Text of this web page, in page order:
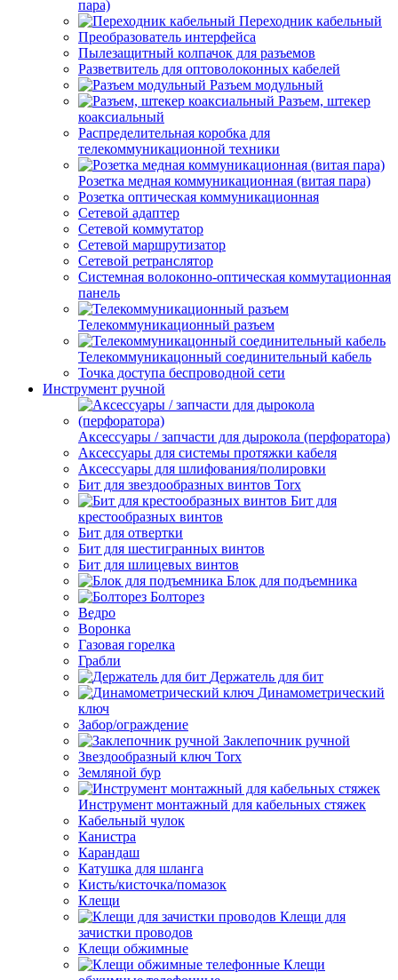
пара)
Переходник кабельный
Преобразователь интерфейса
Пылезащитный колпачок для разъемов
Разветвитель для оптоволоконных кабелей
Разъем модульный
Разъем, штекер
коаксиальный
Распределительная коробка для
телекоммуникационной техники
Розетка медная коммуникационная (витая пара)
Розетка оптическая коммуникационная
Сетевой адаптер
Сетевой коммутатор
Сетевой маршрутизатор
Сетевой ретранслятор
Системная волоконно-оптическая коммутационная
панель
Телекоммуникационный разъем
Телекоммуникацонный соединительный кабель
Точка доступа беспроводной сети
Инструмент ручной
Аксессуары / запчасти для дырокола (перфоратора)
Аксессуары для системы протяжки кабеля
Аксессуары для шлифования/полировки
Бит для звездообразных винтов Torx
Бит для
крестообразных винтов
Бит для отвертки
Бит для шестигранных винтов
Бит для шлицевых винтов
Блок для подъемника
Болторез
Ведро
Воронка
Газовая горелка
Грабли
Держатель для бит
Динамометрический
ключ
Забор/ограждение
Заклепочник ручной
Звездообразный ключ Torx
Земляной бур
Инструмент монтажный для кабельных стяжек
Кабельный чулок
Канистра
Карандаш
Катушка для шланга
Кисть/кисточка/помазок
Клещи
Клещи для
зачистки проводов
Клещи обжимные
Клещи